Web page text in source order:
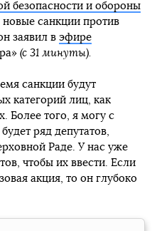
безопасности и обороны
санкции против
заявил в эфире
(с 31 минуты).
санкции будут
категорий лиц, как
Более того, я могу с
ряд депутатов,
Раде. У нас уже
чтобы их ввести. Если
акция, то он глубоко